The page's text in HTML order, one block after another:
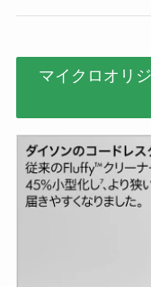
マイクロオリ